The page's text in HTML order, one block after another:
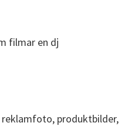
reklamfoto, produktbilder,